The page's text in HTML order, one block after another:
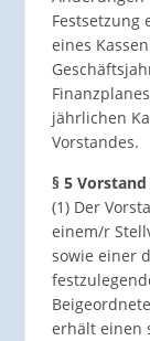
Festsetzung
eines
jährlichen
Vorstandes.
§ 5 Vorstand
(1) Der
einem/r
sowie einer
erhält einen